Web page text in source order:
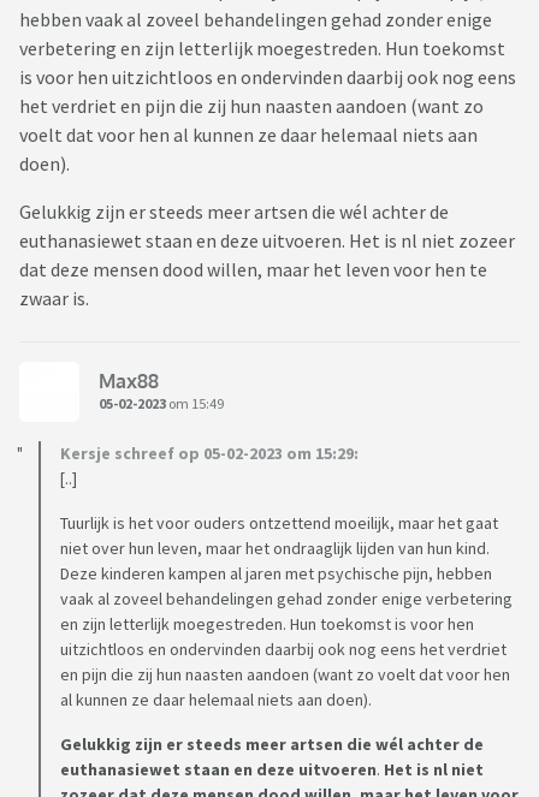
hebben vaak al zoveel behandelingen gehad zonder enige
verbetering en zijn letterlijk moegestreden. Hun toekomst
is voor hen uitzichtloos en ondervinden daarbij ook nog eens
het verdriet en pijn die zij hun naasten aandoen (want zo
voelt dat voor hen al kunnen ze daar helemaal niets aan
doen).
Gelukkig zijn er steeds meer artsen die wél achter de
euthanasiewet staan en deze uitvoeren. Het is nl niet zozeer
dat deze mensen dood willen, maar het leven voor hen te
zwaar is.
Max88
05-02-2023 om 15:49
Kersje schreef op 05-02-2023 om 15:29:
[..]
Tuurlijk is het voor ouders ontzettend moeilijk, maar het gaat
niet over hun leven, maar het ondraaglijk lijden van hun kind.
Deze kinderen kampen al jaren met psychische pijn, hebben
vaak al zoveel behandelingen gehad zonder enige verbetering
en zijn letterlijk moegestreden. Hun toekomst is voor hen
uitzichtloos en ondervinden daarbij ook nog eens het verdriet
en pijn die zij hun naasten aandoen (want zo voelt dat voor hen
al kunnen ze daar helemaal niets aan doen).
Gelukkig zijn er steeds meer artsen die wél achter de
euthanasiewet staan en deze uitvoeren. Het is nl niet